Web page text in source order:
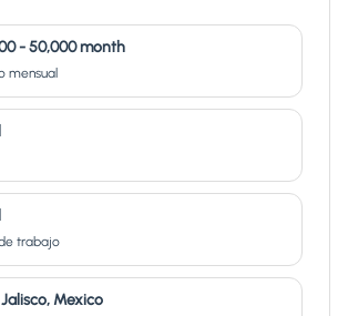
- 50,000 month
mensual
trabajo
Mexico